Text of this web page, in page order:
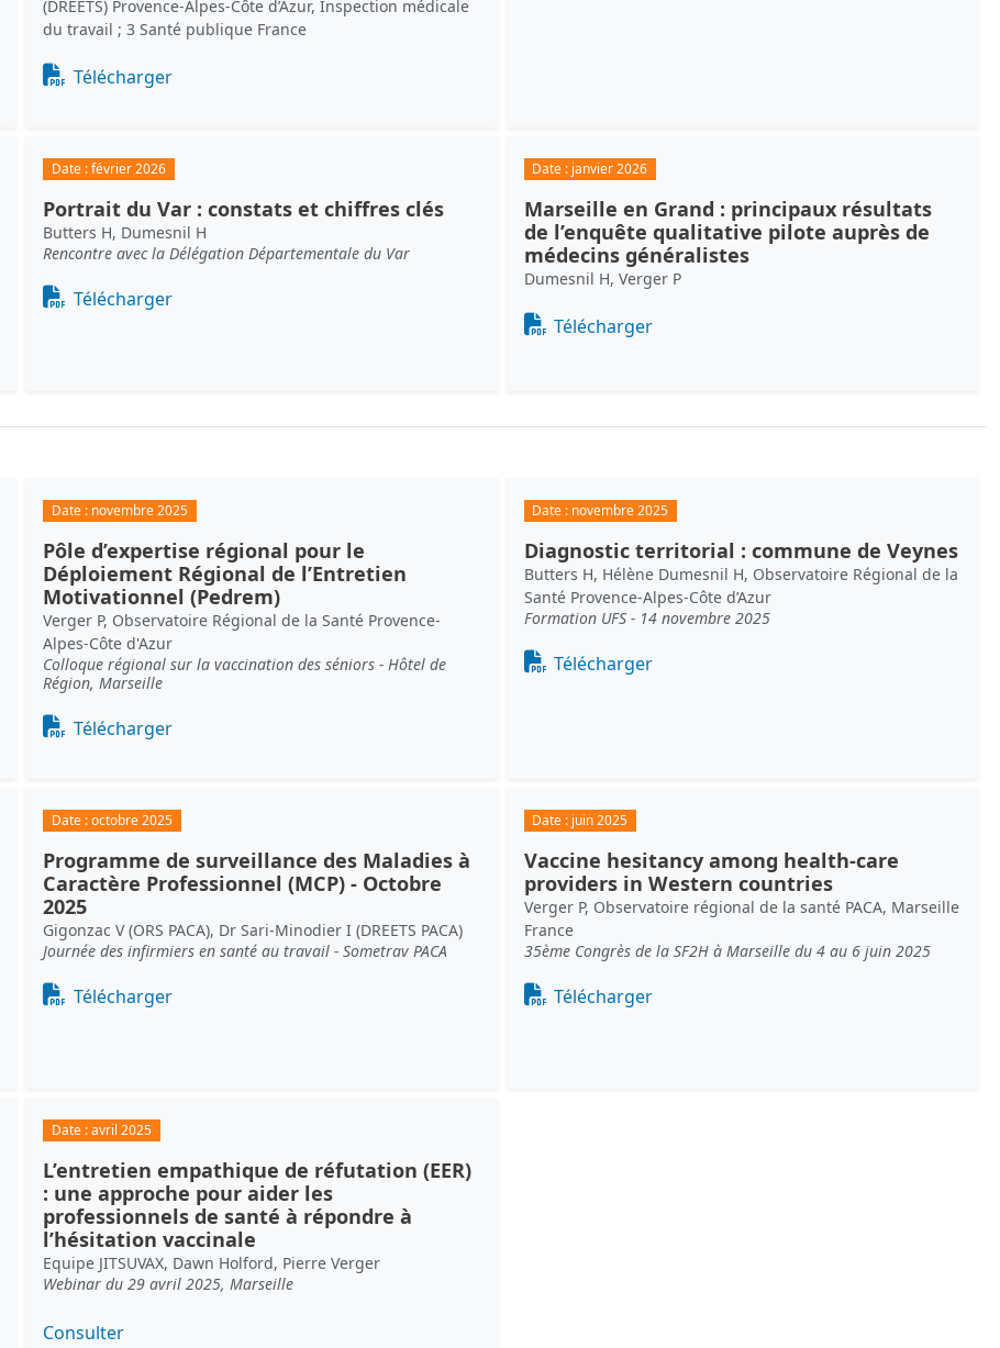
(DREETS) Provence-Alpes-Côte d’Azur, Inspection médicale
du travail ; 3 Santé publique France
Document
Télécharger
Date :février 2026
Portrait du Var : constats et chiffres clés
Butters H, Dumesnil H
Rencontre avec la Délégation Départementale du Var
Document
Télécharger
Date : janvier 2026
Marseille en Grand : principaux résultats
de l’enquête qualitative pilote auprès de
médecins généralistes
Dumesnil H, Verger P
Document
Télécharger
Date : novembre 2025
Pôle d’expertise régional pour le
Déploiement Régional de l’Entretien
Motivationnel (Pedrem)
Verger P, Observatoire Régional de la Santé Provence-
Alpes-Côte d'Azur
Colloque régional sur la vaccination des séniors - Hôtel de
Région, Marseille
Document
Télécharger
Date : novembre 2025
Diagnostic territorial : commune de Veynes
Butters H, Hélène Dumesnil H, Observatoire Régional de la
Santé Provence-Alpes-Côte d’Azur
Formation UFS - 14 novembre 2025
Document
Télécharger
Date :octobre 2025
Programme de surveillance des Maladies à
Caractère Professionnel (MCP) - Octobre
2025
Gigonzac V (ORS PACA), Dr Sari-Minodier I (DREETS PACA)
Journée des infirmiers en santé au travail - Sometrav PACA
Document
Télécharger
Date : juin 2025
Vaccine hesitancy among health-care
providers in Western countries
Verger P, Observatoire régional de la santé PACA, Marseille
France
35ème Congrès de la SF2H à Marseille du 4 au 6 juin 2025
Document
Télécharger
Date :avril 2025
L’entretien empathique de réfutation (EER)
: une approche pour aider les
professionnels de santé à répondre à
l’hésitation vaccinale
Equipe JITSUVAX, Dawn Holford, Pierre Verger
Webinar du 29 avril 2025, Marseille
Consulter